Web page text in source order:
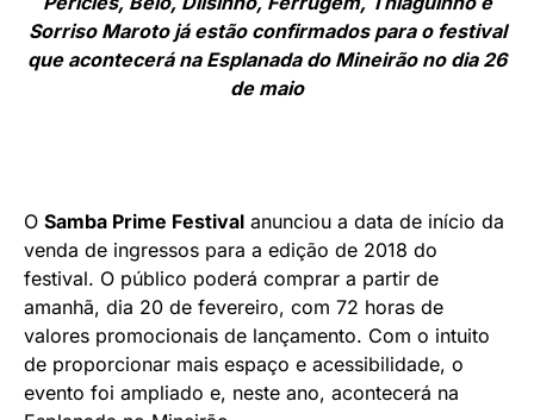
Sorriso Maroto já estão confirmados para o festival
que acontecerá na Esplanada do Mineirão no dia 26
de maio
O Samba Prime Festival anunciou a data de início da
venda de ingressos para a edição de 2018 do
festival. O público poderá comprar a partir de
amanhã, dia 20 de fevereiro, com 72 horas de
valores promocionais de lançamento. Com o intuito
de proporcionar mais espaço e acessibilidade, o
evento foi ampliado e, neste ano, acontecerá na